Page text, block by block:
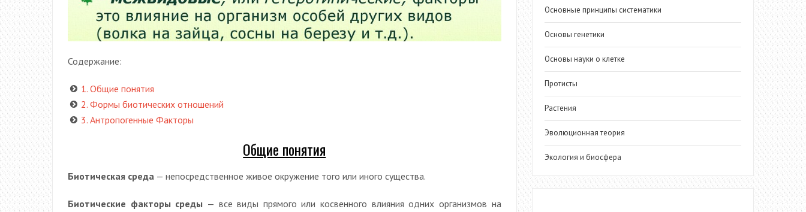
Содержание:
1. Общие понятия
2. Формы биотических отношений
3. Антропогенные Факторы
Общие понятия
Биотическая среда — непосредственное живое окружение того или иного существа.
Биотические факторы среды — все виды прямого или косвенного влияния одних организмов на
Основные принципы систематики
Основы генетики
Основы науки о клетке
Протисты
Растения
Эволюционная теория
Экология и биосфера